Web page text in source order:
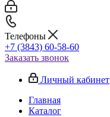
Телефоны
+7 (3843) 60-58-60
Заказать звонок
Личный кабинет
Главная
Каталог